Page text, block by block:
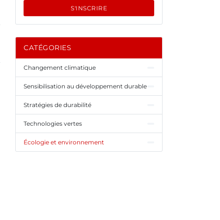
S'INSCRIRE
CATÉGORIES
Changement climatique
Sensibilisation au développement durable
Stratégies de durabilité
Technologies vertes
Écologie et environnement